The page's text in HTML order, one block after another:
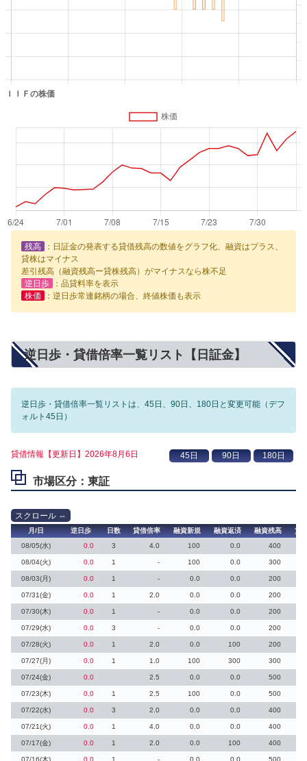
残高
：日証金の発表する貸借残高の数値をグラフ化、融資はプラス、
貸株はマイナス
差引残高（融資残高ー貸株残高）がマイナスなら株不足
逆日歩
：品貸料率を表示
株価
：逆日歩常連銘柄の場合、終値株価も表示
逆日歩・貸借倍率一覧リスト【日証金】
逆日歩・貸借倍率一覧リストは、45日、90日、180日と変更可能（デフ
ォルト45日）
貸借情報【更新日】2026年8月6日
市場区分：東証
月/日 逆日歩 日数 貸借倍率 融資新規 融資返済 融資残高
貸
08/05(水)
0.0 3 4.0 100 0.0 400
08/04(火) 0.0 1 - 100 0.0 300
08/03(月) 0.0 1 - 0.0 0.0 200
07/31(金) 0.0 1 2.0 0.0 0.0 200
07/30(木) 0.0 1 - 0.0 0.0 200
07/29(水) 0.0 3 - 0.0 0.0 200
07/28(火) 0.0 1 2.0 0.0 100 200
07/27(月) 0.0 1 1.0 100 300 300
07/24(金) 0.0 2.5 0.0 0.0 500
07/23(木) 0.0 1 2.5 100 0.0 500
07/22(水) 0.0 3 2.0 0.0 0.0 400
07/21(火) 0.0 1 4.0 0.0 0.0 400
07/17(金) 0.0 1 2.0 0.0 100 400
07/16(木) 0.0 1 - 0.0 0.0 500